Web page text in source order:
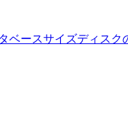
ベースサイズディス